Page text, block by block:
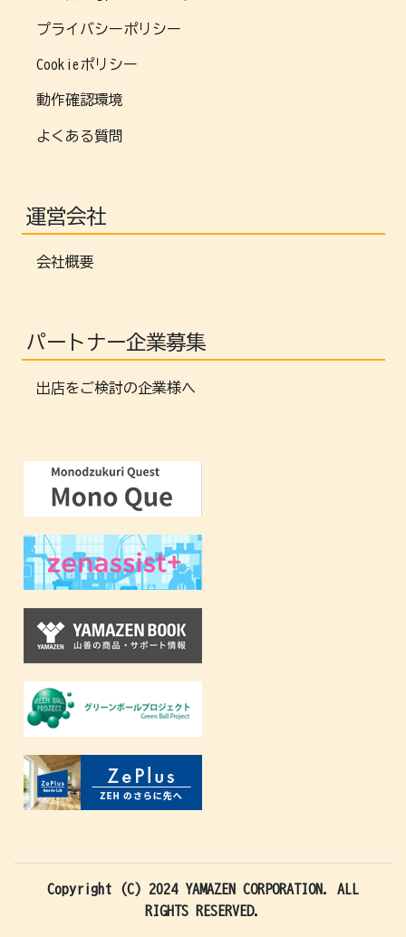
プライバシーポリシー
Cookieポリシー
動作確認環境
よくある質問
運営会社
会社概要
パートナー企業募集
出店をご検討の企業様へ
Copyright (C) 2024 YAMAZEN CORPORATION. ALL
RIGHTS RESERVED.